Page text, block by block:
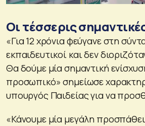
Οι τέσσερις
«Για 12 χρόνια φεύγανε στη
εκπαιδευτικοί και δεν
Θα δούμε μία σημαντική
προσωπικό» σημείωσε
υπουργός Παιδείας για να
«Κάνουμε μία μεγάλη